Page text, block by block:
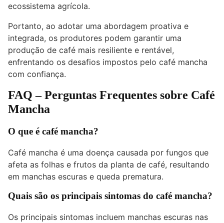
ecossistema agrícola.
Portanto, ao adotar uma abordagem proativa e
integrada, os produtores podem garantir uma
produção de café mais resiliente e rentável,
enfrentando os desafios impostos pelo café mancha
com confiança.
FAQ – Perguntas Frequentes sobre Café
Mancha
O que é café mancha?
Café mancha é uma doença causada por fungos que
afeta as folhas e frutos da planta de café, resultando
em manchas escuras e queda prematura.
Quais são os principais sintomas do café mancha?
Os principais sintomas incluem manchas escuras nas